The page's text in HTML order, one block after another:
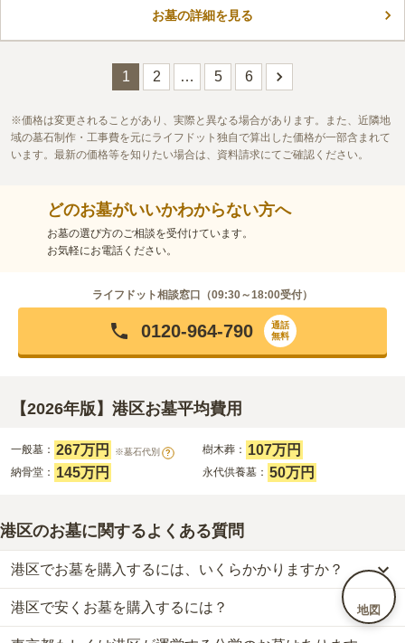
地図
ができ、ロケーションも悪くありません。また、将棋教室やヨガ
この霊園はまだ誰からも評価されていません。
お墓の詳細を見る
1 2 … 5 6
価格は変更されることがあり、実際と異なる場合があります。また、近隣地
域の墓石制作・工事費を元にライフドット独自で算出した価格が一部含まれて
います。最新の価格等を知りたい場合は、資料請求にてご確認ください。
どのお墓がいいかわからない方へ
お墓の選び方のご相談を受付けています。
お気軽にお電話ください。
ライフドット相談窓口（09:30～18:00受付）
0120-964-790
通話
無料
【2026年版】港区お墓平均費用
一般墓： 267万円 ※墓石代別 ? 樹木葬： 107万円
納骨堂： 145万円 永代供養墓： 50万円
港区のお墓に関するよくある質問
港区でお墓を購入するには、いくらかかりますか？
港区での購入費用の目安は、一般墓が約434万円、樹木葬が約107
万円、納骨堂が約145万円、永代供養墓が約50万円です。
港区で安くお墓を購入するには？